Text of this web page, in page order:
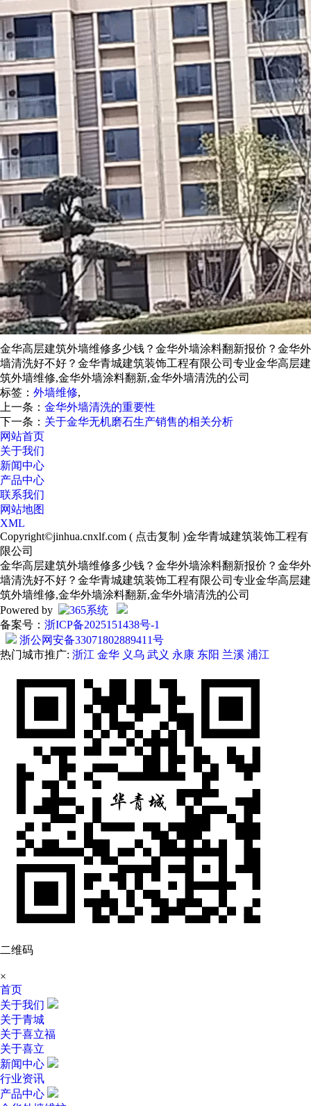
金华高层建筑外墙维修多少钱？金华外墙涂料翻新报价？金华外
墙清洗好不好？金华青城建筑装饰工程有限公司专业金华高层建
筑外墙维修,金华外墙涂料翻新,金华外墙清洗的公司
标签： 外墙维修,
上一条： 金华外墙清洗的重要性
下一条： 关于金华无机磨石生产销售的相关分析
网站首页
关于我们
新闻中心
产品中心
联系我们
网站地图
XML
Copyright©jinhua.cnxlf.com ( 点击复制 )金华青城建筑装饰工程有
限公司
金华高层建筑外墙维修多少钱？金华外墙涂料翻新报价？金华外
墙清洗好不好？金华青城建筑装饰工程有限公司专业金华高层建
筑外墙维修,金华外墙涂料翻新,金华外墙清洗的公司
Powered by
备案号： 浙ICP备2025151438号-1
浙公网安备33071802889411号
热门城市推广: 浙江 金华 义乌 武义 永康 东阳 兰溪 浦江
二维码
×
首页
关于我们
关于青城
关于喜立福
关于喜立
新闻中心
行业资讯
产品中心